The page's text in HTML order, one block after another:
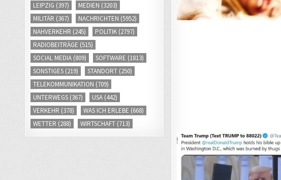
LEIPZIG (397) MEDIEN (3203)
MILITÄR (367) NACHRICHTEN (5952)
NAHVERKEHR (245) POLITIK (2797)
RADIOBEITRÄGE (515)
SOCIAL MEDIA (809) SOFTWARE (1813)
SONSTIGES (219) STANDORT (250)
TELEKOMMUNIKATION (709)
UNTERWEGS (367) USA (442)
VERKEHR (378) WAS ICH ERLEBE (668)
WETTER (288) WIRTSCHAFT (713)